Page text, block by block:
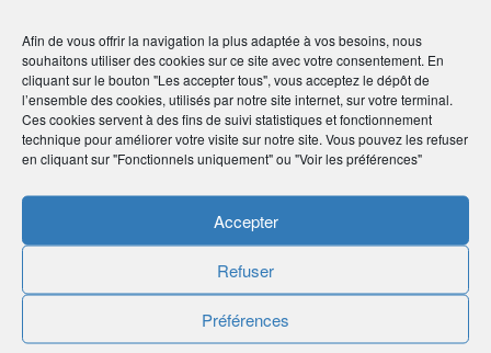
Afin de vous offrir la navigation la plus adaptée à vos besoins, nous
souhaitons utiliser des cookies sur ce site avec votre consentement. En
cliquant sur le bouton "Les accepter tous", vous acceptez le dépôt de
l’ensemble des cookies, utilisés par notre site internet, sur votre terminal.
Ces cookies servent à des fins de suivi statistiques et fonctionnement
technique pour améliorer votre visite sur notre site. Vous pouvez les refuser
en cliquant sur "Fonctionnels uniquement" ou "Voir les préférences"
Accepter
Refuser
Préférences
Enfin, face à une concurrence agressive qui, parfois, ne
s’embarrasse pas de scrupules, le groupe AG2R LA
MONDIALE affiche, lui, une attitude très exemplaire. Il
devrait mieux le faire savoir, tout en étant très réactif dans la
communication sur les nouveaux produits !
Plan 3A : AMPHITÉA Accompagne ses
Adhérents